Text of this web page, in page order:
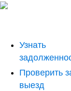
Узнать
Проверить
выезд